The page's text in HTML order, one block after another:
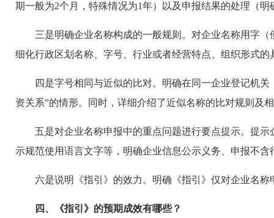
期一般为2个月，特殊情况为1年）以及申报结果的处理（
三是明确企业名称构成的一般规则。对企业名称用字
细化行政区划名称、字号、行业或者经营特点、组织形式
四是字号相同与近似的比对。明确在同一企业登记机
资关系”的情形。同时，详细介绍了近似名称的比对规则及
五是对企业名称申报中的重点问题进行要点提示。提
示规范使用语言文字等，明确企业信息公示义务、申报不
六是说明《指引》的效力。明确《指引》仅对企业名
四、《指引》的预期成效有哪些？